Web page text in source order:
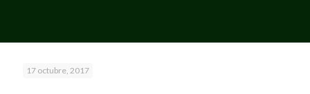
17 octubre, 2017